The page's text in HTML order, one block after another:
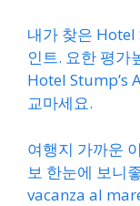
내가 찾은 Hotel
인트. 요한 평가
Hotel Stump’s
교마세요.
여행지 가까운
보 한눈에 보니
vacanza al